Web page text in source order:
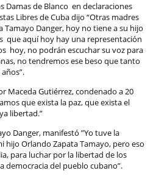
Damas de Blanco en declaraciones
Libres de Cuba dijo “Otras madres
Tamayo Danger, hoy no tiene a su hijo
que aquí hoy hay una representación
hoy, no podrán escuchar su voz para
no tendremos ese beso que tanto
Maceda Gutiérrez, condenado a 20
que exista la paz, que exista el
libertad.”
Danger, manifestó ”Yo tuve la
hijo Orlando Zapata Tamayo, pero eso
para luchar por la libertad de los
democracia del pueblo cubano”.